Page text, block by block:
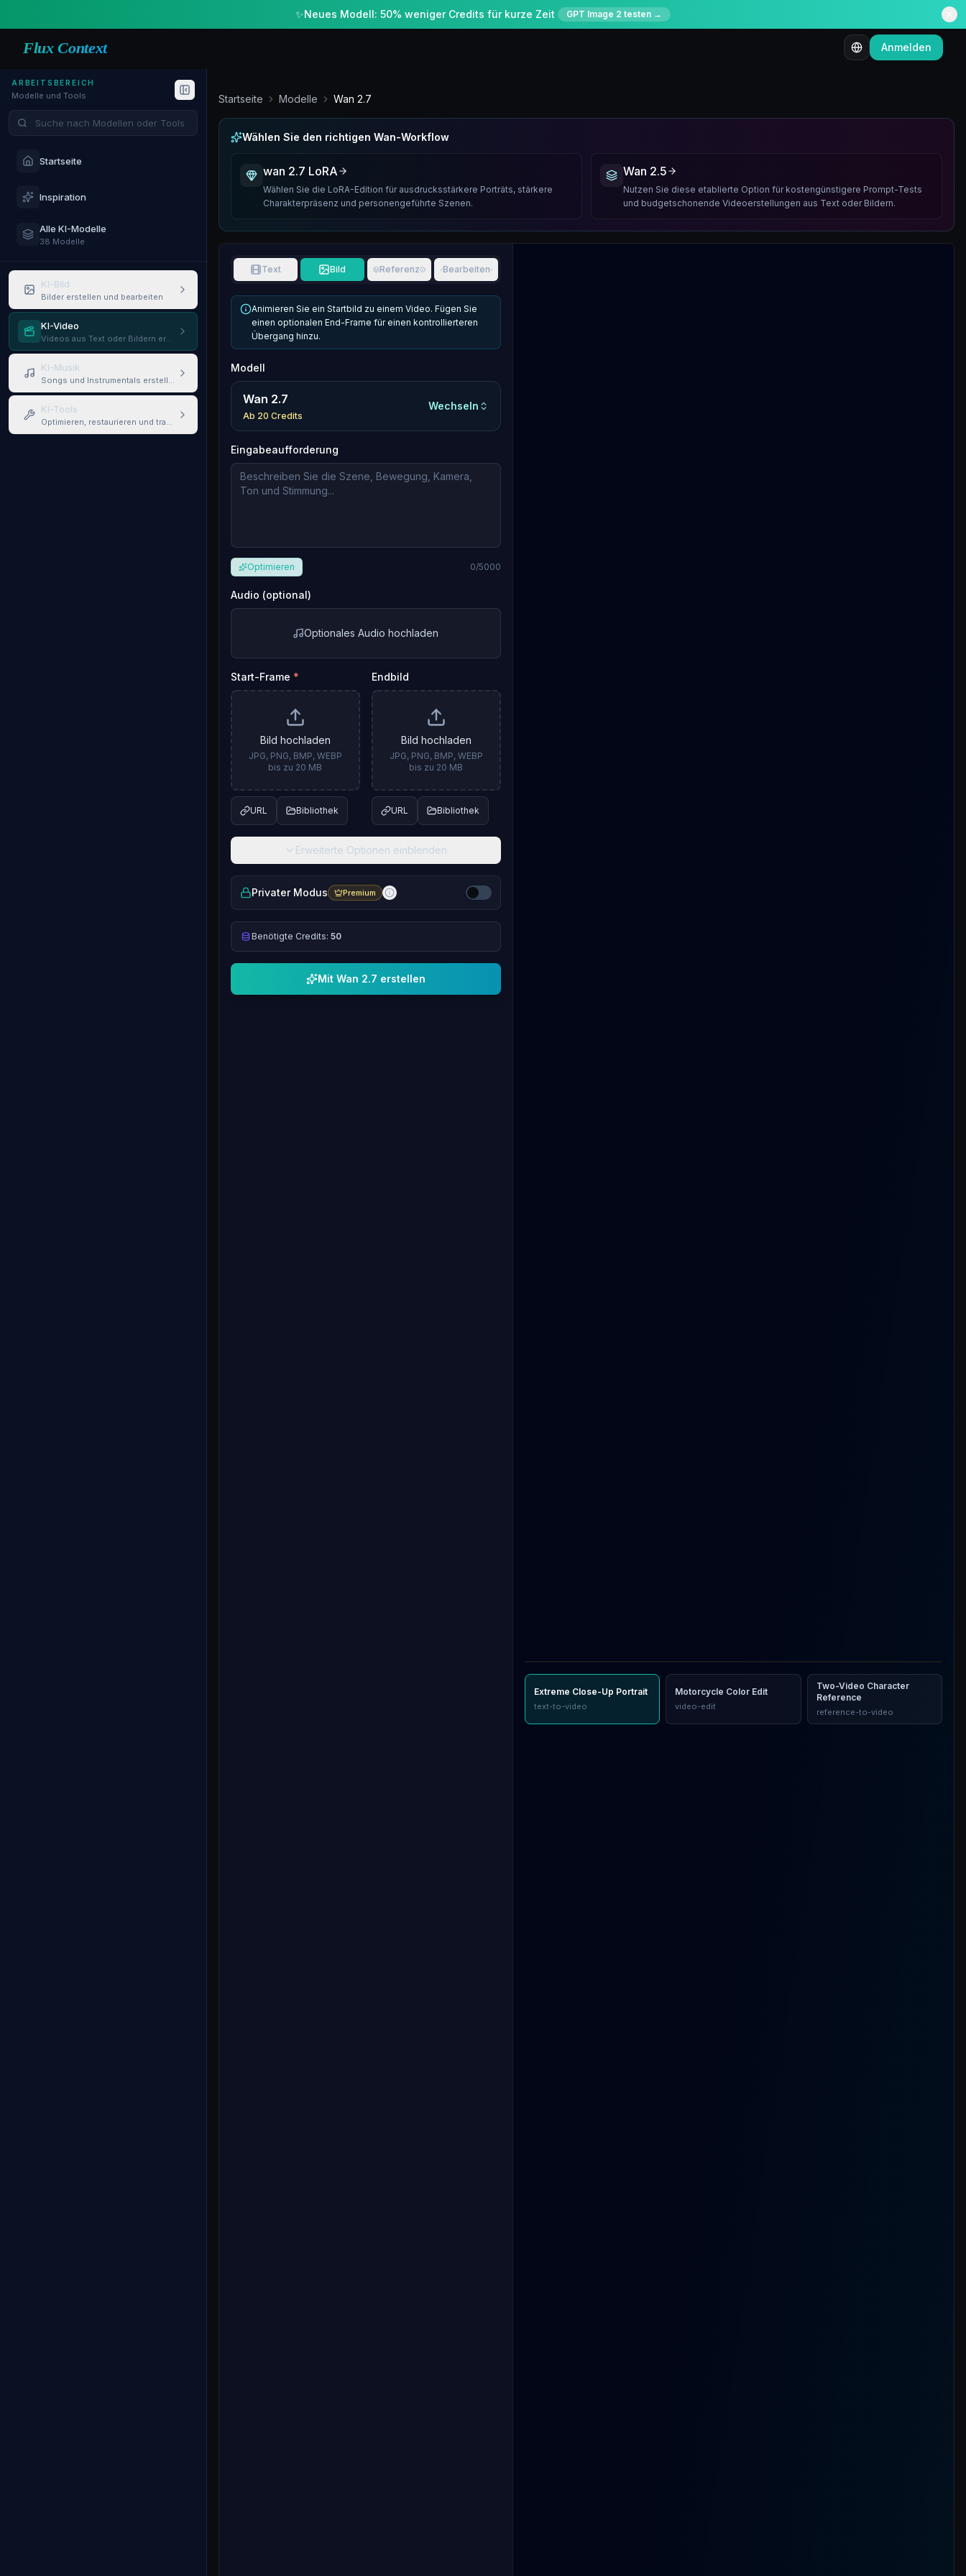
✨Neues Modell: 50% weniger Credits für kurze Zeit GPT Image 2 testen →
Flux Context Anmelden
ARBEITSBEREICH
Modelle und Tools
Modelle und Tools suchen
Startseite
Inspiration
Alle KI-Modelle
38 Modelle
KI-Bild
Bilder erstellen und bearbeiten
KI-Video
Videos aus Text oder Bildern erstellen
KI-Musik
Songs und Instrumentals erstellen
KI-Tools
Optimieren, restaurieren und transformieren
Startseite Modelle Wan 2.7
Wählen Sie den richtigen Wan-Workflow
wan 2.7 LoRA
Wählen Sie die LoRA-Edition für ausdrucksstärkere Porträts, stärkere
Charakterpräsenz und personengeführte Szenen.
Wan 2.5
Nutzen Sie diese etablierte Option für kostengünstigere Prompt-Tests
und budgetschonende Videoerstellungen aus Text oder Bildern.
Text Bild Referenz Bearbeiten
Animieren Sie ein Startbild zu einem Video. Fügen Sie
einen optionalen End-Frame für einen kontrollierteren
Übergang hinzu.
Modell
Wan 2.7
Ab 20 Credits
Wechseln
Eingabeaufforderung
Optimieren 0/5000
Audio (optional)
Optionales Audio hochladen
Start-Frame *
Bild hochladen
JPG, PNG, BMP, WEBP
bis zu 20 MB
URL Bibliothek
Endbild
Bild hochladen
JPG, PNG, BMP, WEBP
bis zu 20 MB
URL Bibliothek
Erweiterte Optionen einblenden
Privater Modus Premium
Benötigte Credits: 50
Mit Wan 2.7 erstellen
Extreme Close-Up Portrait
text-to-video
Motorcycle Color Edit
video-edit
Two-Video Character
Reference
reference-to-video